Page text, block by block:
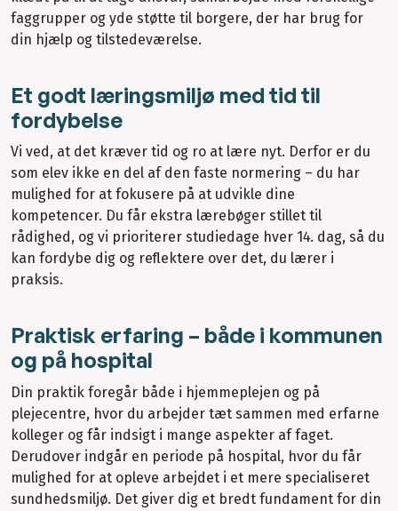
faggrupper og yde støtte til borgere, der har brug for
din hjælp og tilstedeværelse.
Et godt læringsmiljø med tid til
fordybelse
Vi ved, at det kræver tid og ro at lære nyt. Derfor er du
som elev ikke en del af den faste normering – du har
mulighed for at fokusere på at udvikle dine
kompetencer. Du får ekstra lærebøger stillet til
rådighed, og vi prioriterer studiedage hver 14. dag, så du
kan fordybe dig og reflektere over det, du lærer i
praksis.
Praktisk erfaring – både i kommunen
og på hospital
Din praktik foregår både i hjemmeplejen og på
plejecentre, hvor du arbejder tæt sammen med erfarne
kolleger og får indsigt i mange aspekter af faget.
Derudover indgår en periode på hospital, hvor du får
mulighed for at opleve arbejdet i et mere specialiseret
sundhedsmiljø. Det giver dig et bredt fundament for din